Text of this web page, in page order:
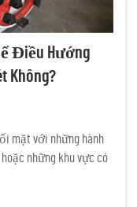
Điều Hướng
Không?
mặt với những hành
những khu vực có
then chốt chắc chắn
điều hướng đường